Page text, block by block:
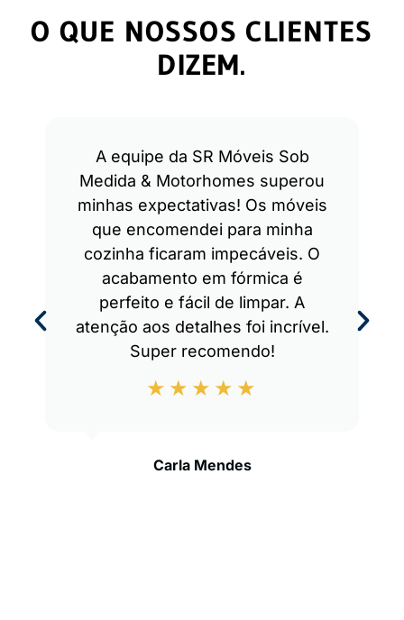
O QUE NOSSOS CLIENTES
DIZEM.
A equipe da SR Móveis Sob
Medida & Motorhomes superou
minhas expectativas! Os móveis
que encomendei para minha
cozinha ficaram impecáveis. O
acabamento em fórmica é
perfeito e fácil de limpar. A
atenção aos detalhes foi incrível.
Super recomendo!
Carla Mendes